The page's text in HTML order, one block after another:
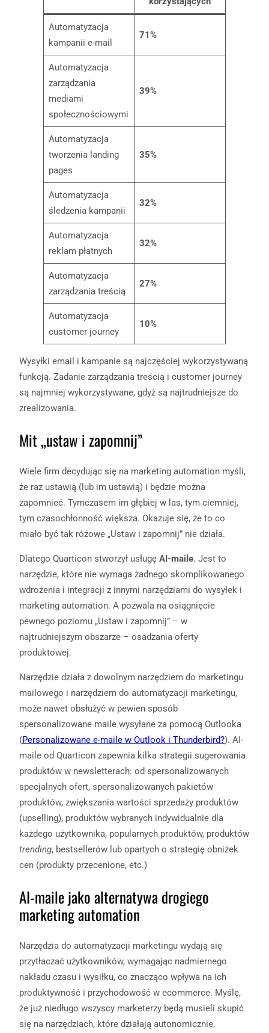
Automatyzacja
kampanii e-mail
71%
Automatyzacja
zarządzania
mediami
społecznościowymi
39%
Automatyzacja
tworzenia landing
pages
35%
Automatyzacja
śledzenia kampanii
32%
Automatyzacja
reklam płatnych
32%
Automatyzacja
zarządzania treścią
27%
Automatyzacja
customer journey
10%
Wysyłki email i kampanie są najczęściej wykorzystywaną
funkcją. Zadanie zarządzania treścią i customer journey
są najmniej wykorzystywane, gdyż są najtrudniejsze do
zrealizowania.
Mit „ustaw i zapomnij”
Wiele firm decydując się na marketing automation myśli,
że raz ustawią (lub im ustawią) i będzie można
zapomnieć. Tymczasem im głębiej w las, tym ciemniej,
tym czasochłonność większa. Okazuje się, że to co
miało być tak różowe „Ustaw i zapomnij” nie działa.
Dlatego Quarticon stworzył usługę AI-maile. Jest to
narzędzie, które nie wymaga żadnego skomplikowanego
wdrożenia i integracji z innymi narzędziami do wysyłek i
marketing automation. A pozwala na osiągnięcie
pewnego poziomu „Ustaw i zapomnij” – w
najtrudniejszym obszarze – osadzania oferty
produktowej.
Narzędzie działa z dowolnym narzędziem do marketingu
mailowego i narzędziem do automatyzacji marketingu,
może nawet obsłużyć w pewien sposób
spersonalizowane maile wysyłane za pomocą Outlooka
(Personalizowane e-maile w Outlook i Thunderbird?). AI-
maile od Quarticon zapewnia kilka strategii sugerowania
produktów w newsletterach: od spersonalizowanych
specjalnych ofert, spersonalizowanych pakietów
produktów, zwiększania wartości sprzedaży produktów
(upselling), produktów wybranych indywidualnie dla
każdego użytkownika, popularnych produktów, produktów
trending, bestsellerów lub opartych o strategię obniżek
cen (produkty przecenione, etc.)
AI-maile jako alternatywa drogiego
marketing automation
Narzędzia do automatyzacji marketingu wydają się
przytłaczać użytkowników, wymagając nadmiernego
nakładu czasu i wysiłku, co znacząco wpływa na ich
produktywność i przychodowość w ecommerce. Myślę,
że już niedługo wszyscy marketerzy będą musieli skupić
się na narzędziach, które działają autonomicznie,